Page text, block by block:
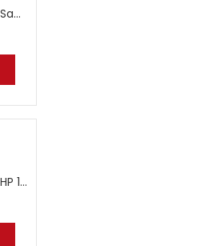
Toner Laser Compatible Samsung MLT D111S
Toner Laser Compatible HP 125A CB540A CB541A CB542A CB543A